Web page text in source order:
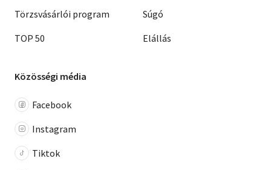
Törzsvásárlói program
TOP 50
Súgó
Elállás
Közösségi média
Facebook
Instagram
Tiktok